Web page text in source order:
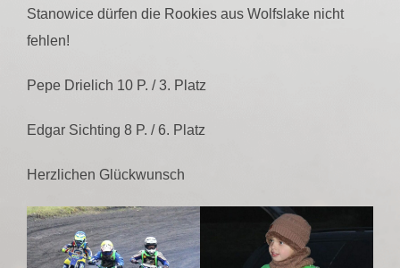
Stanowice dürfen die Rookies aus Wolfslake nicht
fehlen!
Pepe Drielich 10 P. / 3. Platz
Edgar Sichting 8 P. / 6. Platz
Herzlichen Glückwunsch